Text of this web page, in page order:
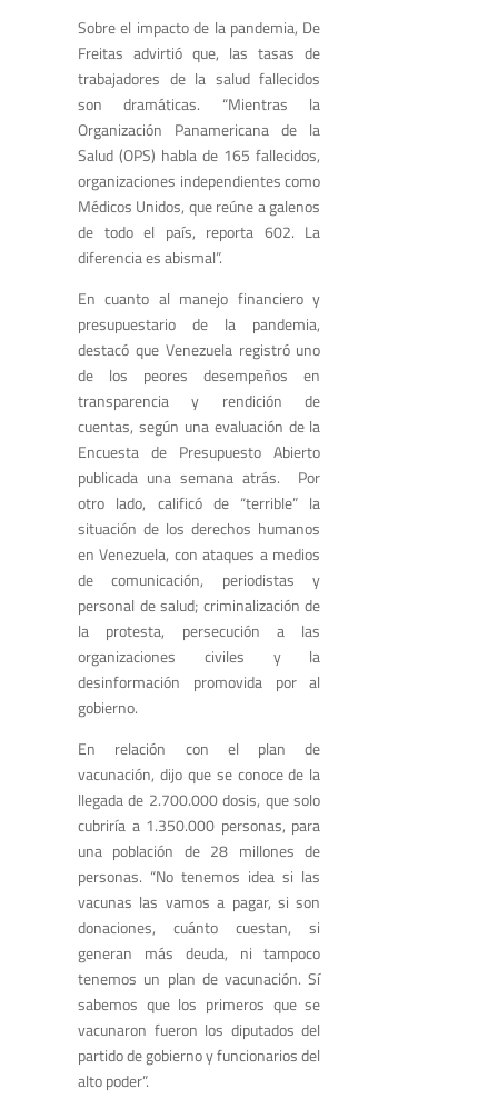
Sobre el impacto de la pandemia, De
Freitas advirtió que, las tasas de
trabajadores de la salud fallecidos
son dramáticas. “Mientras la
Organización Panamericana de la
Salud (OPS) habla de 165 fallecidos,
organizaciones independientes como
Médicos Unidos, que reúne a galenos
de todo el país, reporta 602. La
diferencia es abismal”.
En cuanto al manejo financiero y
presupuestario de la pandemia,
destacó que Venezuela registró uno
de los peores desempeños en
transparencia y rendición de
cuentas, según una evaluación de la
Encuesta de Presupuesto Abierto
publicada una semana atrás. Por
otro lado, calificó de “terrible” la
situación de los derechos humanos
en Venezuela, con ataques a medios
de comunicación, periodistas y
personal de salud; criminalización de
la protesta, persecución a las
organizaciones civiles y la
desinformación promovida por al
gobierno.
En relación con el plan de
vacunación, dijo que se conoce de la
llegada de 2.700.000 dosis, que solo
cubriría a 1.350.000 personas, para
una población de 28 millones de
personas. “No tenemos idea si las
vacunas las vamos a pagar, si son
donaciones, cuánto cuestan, si
generan más deuda, ni tampoco
tenemos un plan de vacunación. Sí
sabemos que los primeros que se
vacunaron fueron los diputados del
partido de gobierno y funcionarios del
alto poder”.